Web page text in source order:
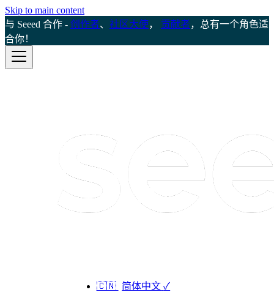
Skip to main content
与 Seeed 合作 - 创作者、 社区大使， 贡献者，总有一个角色适
合你！
🇨🇳 简体中文 ✓